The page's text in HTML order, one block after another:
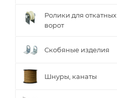
Ролики для откатных
ворот
Скобяные изделия
Шнуры, канаты